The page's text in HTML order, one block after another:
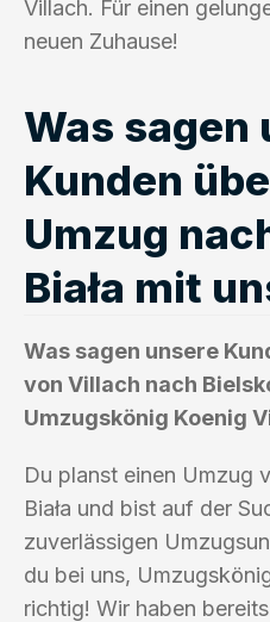
Villach. Für einen
neuen Zuhause!
Was sagen
Kunden
Umzug
Biała mit
Was sagen unsere
von Villach nach
Umzugskönig Koenig
Du planst einen Umzug
Biała und bist auf der
zuverlässigen
du bei uns,
richtig! Wir haben